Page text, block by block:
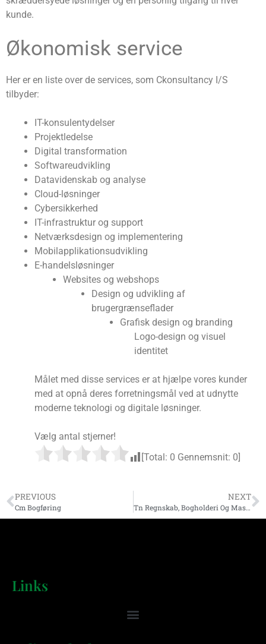
kunde.
Økonomisk service
Her er en liste over de services, som Ckonsultancy I/S
tilbyder:
IT-konsulentydelser
Projektledelse
Digital transformation
Softwareudvikling
Datavidenskab og analyse
Cloud-løsninger
Cybersikkerhed
IT-infrastruktur og support
Netværksdesign og implementering
Mobilapplikationsudvikling
E-handelsløsninger
Websites og webshops
Design og udvikling af
brugergrænseflader
Grafisk design og branding
Logo-design og visuel
identitet
Målet med disse services er at hjælpe vores kunder
med at opnå deres forretningsmål ved at udnytte
moderne teknologi og digitale løsninger.
Vælg antal stjerner!
[Total: 0 Gennemsnit: 0
PREVIOUS
Cm Bogføring
NEXT
Tn Regnskab, Bogholderi Og Massage
Links